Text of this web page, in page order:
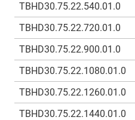
TBHD30.75.22.540.01.0
TBHD30.75.22.720.01.0
TBHD30.75.22.900.01.0
TBHD30.75.22.1080.01.0
TBHD30.75.22.1260.01.0
TBHD30.75.22.1440.01.0